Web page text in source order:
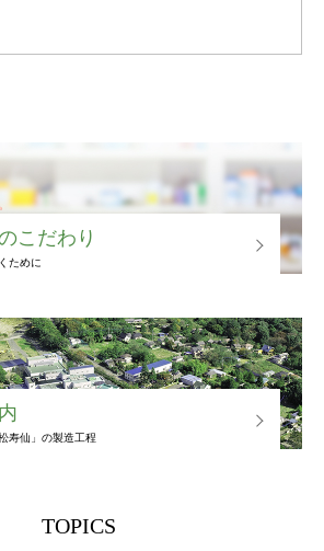
こだわり
ために
寿仙」の製造工程
TOPICS